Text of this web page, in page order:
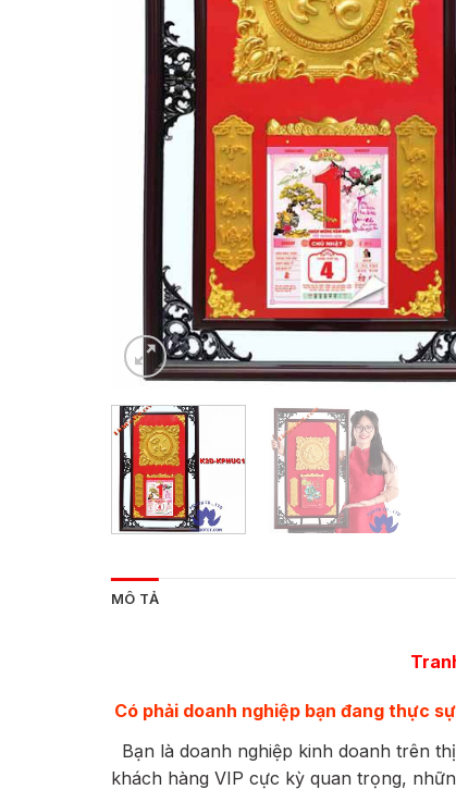
MÔ TẢ
Có phải doanh nghiệp bạn đang thực
Bạn là doanh nghiệp kinh doanh trên
khách hàng VIP cực kỳ quan trọng,